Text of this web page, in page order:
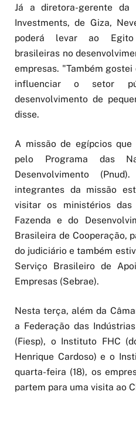
Já a diretora-gerente da
Investments, de Giza,
poderá levar ao Egito
brasileiras no
empresas. "Também
influenciar o setor
desenvolvimento de
disse.
A missão de egípcios
pelo Programa das
Desenvolvimento
integrantes da missão
visitar os ministérios das
Fazenda e do
Brasileira de Cooperação,
do judiciário e também
Serviço Brasileiro de
Empresas (Sebrae).
Nesta terça, além da
a Federação das
(Fiesp), o Instituto FHC
Henrique Cardoso) e o
quarta-feira (18), os
partem para uma visita ao